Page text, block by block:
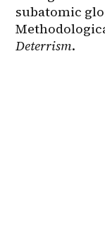
subatomic
Deterrism.